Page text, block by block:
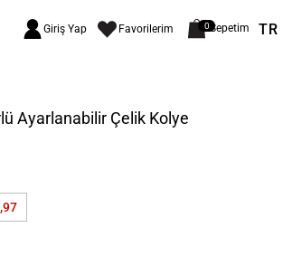
Giriş Yap Favorilerim 0Sepetim TR
Ayarlanabilir Çelik Kolye